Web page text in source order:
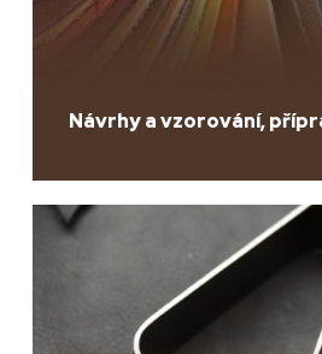
Návrhy a vzorování,